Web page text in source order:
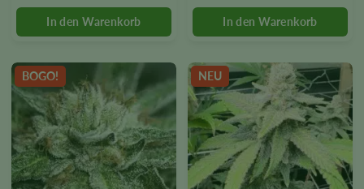
chosen
the
product
page
chosen
the
product
page
BOGO! NEU